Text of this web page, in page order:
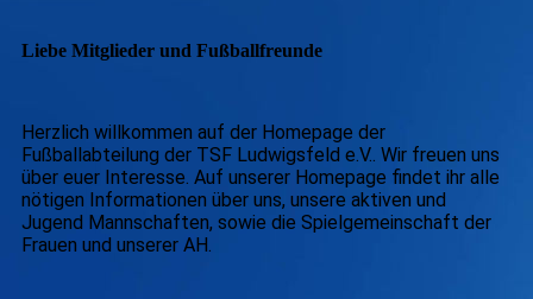
Liebe Mitglieder und Fußballfreunde
Herzlich willkommen auf der Homepage der
Fußballabteilung der TSF Ludwigsfeld e.V.. Wir freuen uns
über euer Interesse. Auf unserer Homepage findet ihr alle
nötigen Informationen über uns, unsere aktiven und
Jugend Mannschaften, sowie die Spielgemeinschaft der
Frauen und unserer AH.